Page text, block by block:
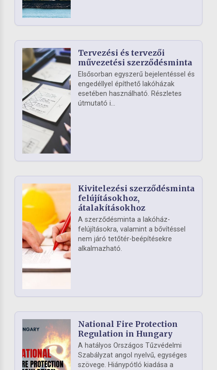
Tervezési és tervezői
művezetési szerződésminta
Elsősorban egyszerű bejelentéssel és
engedéllyel építhető lakóházak
esetében használható. Részletes
útmutató i...
Kivitelezési szerződésminta
felújításokhoz,
átalakításokhoz
A szerződésminta a lakóház-
felújításokra, valamint a bővítéssel
nem járó tetőtér-beépítésekre
alkalmazható.
National Fire Protection
Regulation in Hungary
A hatályos Országos Tűzvédelmi
Szabályzat angol nyelvű, egységes
szövege. Hiánypótló kiadása a